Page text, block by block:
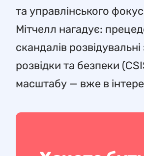
та управлінського
Мітчелл нагадує:
скандалів
розвідки та безпеки
масштабу — вже в